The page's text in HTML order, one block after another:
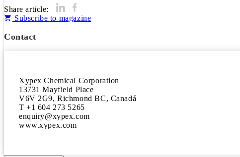
Share article:
Subscribe to magazine
Contact
Xypex Chemical Corporation
13731 Mayfield Place
V6V 2G9, Richmond BC, Canadá
T +1 604 273 5265
enquiry@xypex.com
www.xypex.com